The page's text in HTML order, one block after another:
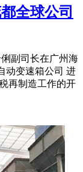
全球公司
副司长在广州海
动变速箱公司 进
再制造工作的开